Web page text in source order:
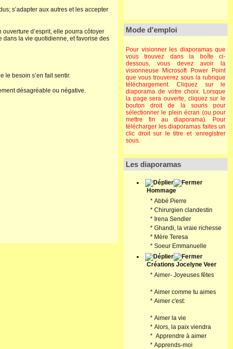
s’adapter aux autres et les accepter
d’esprit, elle pourra côtoyer
dans la vie quotidienne, et favorise des
le besoin s’en fait sentir.
désagréable ou négative.
Mode d'emploi
Pour visionner les diaporamas que
vous trouvez dans la boîte ci-
dessous, vous devez avoir la
visionneuse Microsoft Power Point
que vous trouverez sous la rubrique
téléchargement. Cliquez sur le
diaporama de votre choix. Lorsque
la page sera ouverte, cliquez sur le
bouton droit de la souris pour
sélectionner le plein écran (ou pour
mettre fin au diaporama). Pour
télécharger les diaporamas faites un
clic droit sur le titre et :enregistrer
sous.
Les diaporamas
Hommage
* Abbé Pierre
* Chirurgien clandestin
* Irena Sendler
* Ghandi, la vraie richesse
* Mère Teresa
* Soeur Emmanuelle
Créations Jocelyne Veer
* Aimer- Joyeuses fêtes
* Aimer comme tu aimes
* Aimer c'est:
* Aimer la vie
* Alors, la paix viendra
* Apprendre à aimer
* Apprends-moi